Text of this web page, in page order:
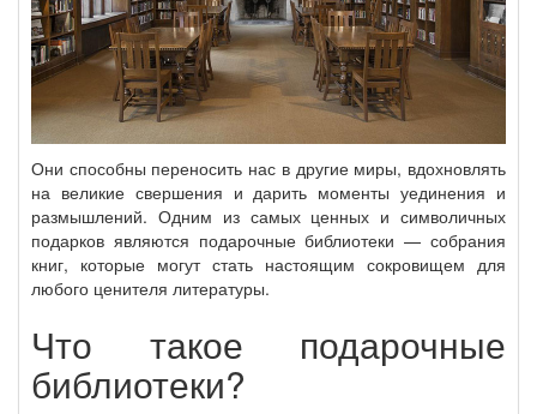
Они способны переносить нас в другие миры, вдохновлять
на великие свершения и дарить моменты уединения и
размышлений. Одним из самых ценных и символичных
подарков являются подарочные библиотеки — собрания
книг, которые могут стать настоящим сокровищем для
любого ценителя литературы.
Что такое подарочные
библиотеки?